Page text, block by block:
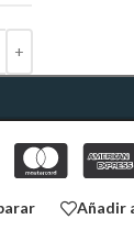
Añadir